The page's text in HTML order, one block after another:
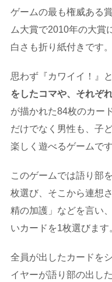
ゲームの最も権威ある
ム大賞で2010年の大賞
白さも折り紙付きです。
思わず『カワイイ！』
をしたコマや、それぞ
が描かれた84枚のカー
だけでなく男性も、子
楽しく遊べるゲームです
このゲームでは語り部
枚選び、そこから連想
精の加護」などを言い
いカードを1枚選びます
全員が出したカードを
イヤーが語り部の出し